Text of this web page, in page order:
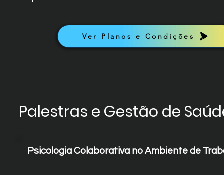
Ver Planos e Condições
Palestras e Gestão de
Psicologia Colaborativa no Ambiente de